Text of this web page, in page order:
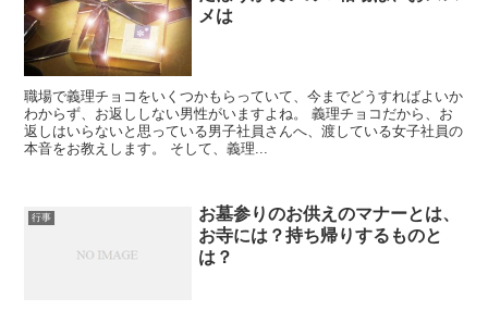
メは
職場で義理チョコをいくつかもらっていて、今までどうすればよいか
わからず、お返ししない男性がいますよね。 義理チョコだから、お
返しはいらないと思っている男子社員さんへ、渡している女子社員の
本音をお教えします。 そして、義理...
行事
お墓参りのお供えのマナーとは、
お寺には？持ち帰りするものと
は？